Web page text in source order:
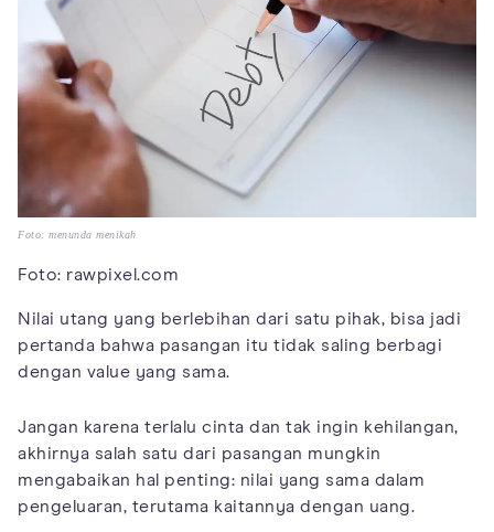
Foto: menunda menikah
Foto: rawpixel.com
Nilai utang yang berlebihan dari satu pihak, bisa jadi
pertanda bahwa pasangan itu tidak saling berbagi
dengan value yang sama.
Jangan karena terlalu cinta dan tak ingin kehilangan,
akhirnya salah satu dari pasangan mungkin
mengabaikan hal penting: nilai yang sama dalam
pengeluaran, terutama kaitannya dengan uang.